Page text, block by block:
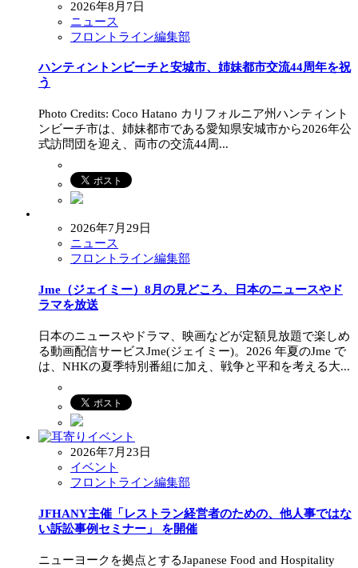
2026年8月7日
ニュース
フロントライン編集部
ハンティントンビーチと安城市、姉妹都市交流44周年を祝
う
Photo Credits: Coco Hatano カリフォルニア州ハンティント
ンビーチ市は、姉妹都市である愛知県安城市から2026年公
式訪問団を迎え、両市の交流44周...
2026年7月29日
ニュース
フロントライン編集部
Jme（ジェイミー）8月の見どころ、日本のニュースやド
ラマを放送
日本のニュースやドラマ、映画などが定額見放題で楽しめ
る動画配信サービスJme(ジェイミー)。2026 年夏のJme で
は、NHKの夏季特別番組に加え、戦争と平和を考える大...
2026年7月23日
イベント
フロントライン編集部
JFHANY主催「レストラン経営者のための、他人事ではな
い訴訟事例セミナー」 を開催
ニューヨークを拠点とするJapanese Food and Hospitality